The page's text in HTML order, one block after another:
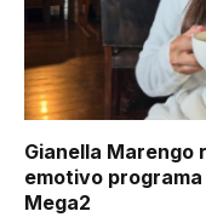
Gianella Marengo
emotivo
Mega2